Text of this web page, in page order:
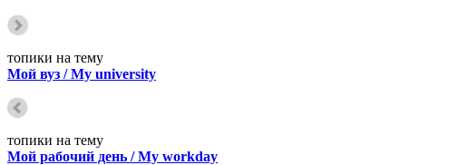
топики на тему
Мой вуз / My university
топики на тему
Мой рабочий день / My workday